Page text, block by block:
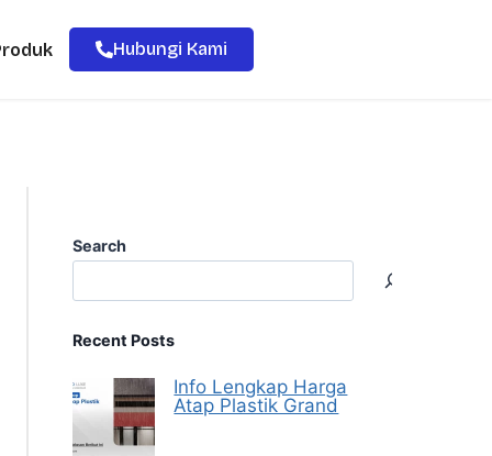
Hubungi Kami
Search
Recent Posts
Info Lengkap Harga
Atap Plastik Grand